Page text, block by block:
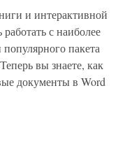
и интерактивной
с наиболее
пакета
вы знаете, как
документы в Word